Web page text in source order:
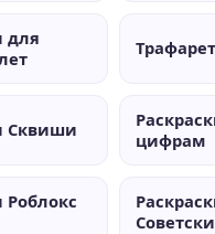
для
Сквиши
цифрам
Роблокс